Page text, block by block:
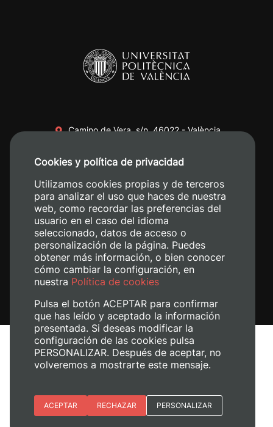
Camino de Vera, s/n. 46022 - València
+34 620 04 00 50
Aviso legal
Política de cookies
Gestionar cookies
Cookies y política de privacidad
Utilizamos cookies propias y de terceros
para analizar el uso que haces de nuestra
web, como recordar las preferencias del
usuario en el caso del idioma
seleccionado, datos de acceso o
personalización de la página. Puedes
obtener más información, o bien conocer
cómo cambiar la configuración, en
nuestra Política de cookies
Pulsa el botón ACEPTAR para confirmar
que has leído y aceptado la información
presentada. Si deseas modificar la
configuración de las cookies pulsa
PERSONALIZAR. Después de aceptar, no
volveremos a mostrarte este mensaje.
Esenciales
ACEPTAR RECHAZAR PERSONALIZAR